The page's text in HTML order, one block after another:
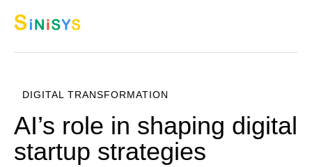
DIGITAL TRANSFORMATION
AI’s role in shaping digital
startup strategies